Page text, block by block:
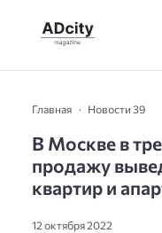
Главная Новости 39
В Москве в
продажу
квартир и
12 октября 2022